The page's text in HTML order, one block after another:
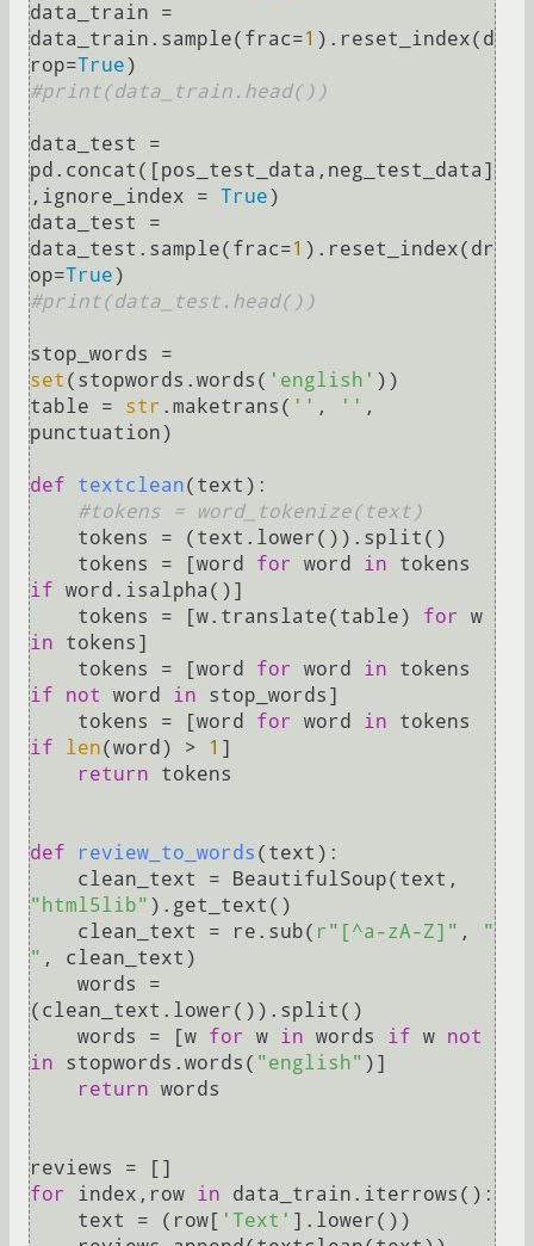
data_train =
data_train.sample(frac=1 ).reset_index(d
rop=True
#print(data_train.head())
data_test =
pd.concat([pos_test_data,neg_test_data]
,ignore_index = True)
data_test =
data_test.sample(frac=1 ).reset_index(dr
op=True
#print(data_test.head())
set (stopwords.words( 'english' ))
table = str .maketrans( '' , '' ,
punctuation)
def textclean( text ):
#tokens = word_tokenize(text)
    tokens = [word
for word in
if word.isalpha()]
    tokens = [w.translate(table)
for
in tokens]
    tokens = [word
for word in
if
not word in stop_words]
    tokens = [word
for word in
if
len(word) > 1 ]
return tokens
def review_to_words ( text ):
"html5lib" ).get_text()
    clean_text = re.sub(
r"[^a-zA-Z]" ,
"
" , clean_text)
(clean_text.lower()).split()
    words = [w
for w in words if w not
in stopwords.words( "english" )]
return words
for
index,row in data_train.iterrows():
    text = (row[
'Text' ].lower())